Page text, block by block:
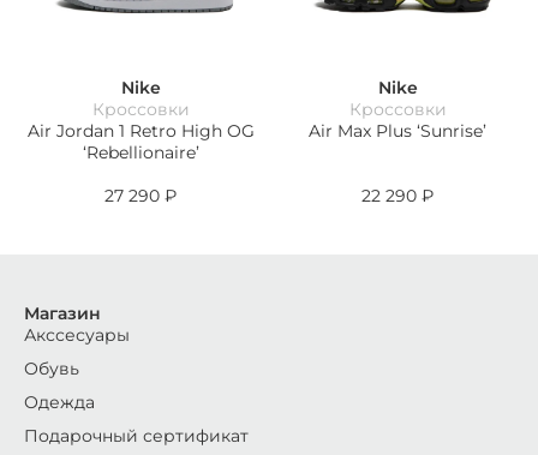
Nike
Кроссовки
Air Jordan 1 Retro High OG
‘Rebellionaire’
27 290 ₽
Nike
Кроссовки
Air Max Plus ‘Sunrise’
22 290 ₽
Магазин
Акссесуары
Обувь
Одежда
Подарочный сертификат